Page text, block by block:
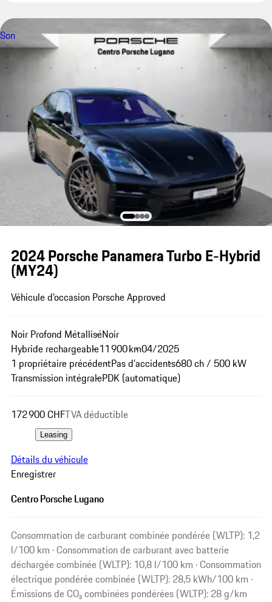
Son
2024 Porsche Panamera Turbo E-Hybrid
(MY24)
Véhicule d’occasion Porsche Approved
Noir Profond MétalliséNoir
Hybride rechargeable11 900 km04/2025
1 propriétaire précédentPas d'accidents680 ch / 500 kW
Transmission intégralePDK (automatique)
172 900 CHFTVA déductible
Leasing
Détails du véhicule
Enregistrer
Centro Porsche Lugano
Consommation de carburant combinée pondérée (WLTP): 1,2
l/100 km · Consommation de carburant avec batterie
déchargée combinée (WLTP): 10,8 l/100 km · Consommation
électrique pondérée combinée (WLTP): 28,5 kWh/100 km ·
Émissions de CO₂ combinées pondérées (WLTP): 28 g/km